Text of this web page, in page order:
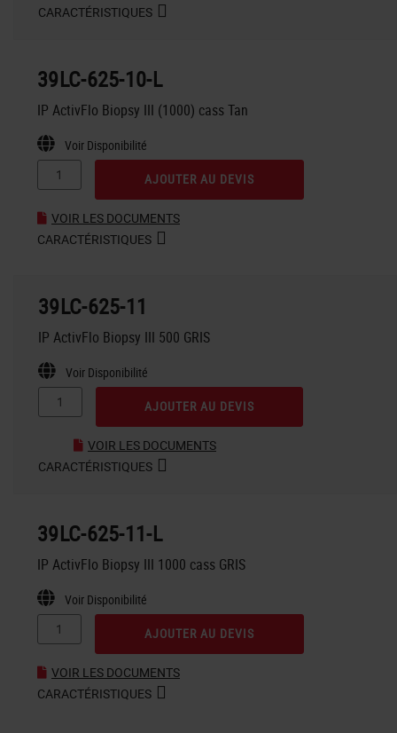
CARACTÉRISTIQUES
39LC-625-10-L
IP ActivFlo Biopsy III (1000) cass Tan
Voir Disponibilité
AJOUTER AU DEVIS
VOIR LES DOCUMENTS
CARACTÉRISTIQUES
39LC-625-11
IP ActivFlo Biopsy III 500 GRIS
Voir Disponibilité
AJOUTER AU DEVIS
VOIR LES DOCUMENTS
CARACTÉRISTIQUES
39LC-625-11-L
IP ActivFlo Biopsy III 1000 cass GRIS
Voir Disponibilité
AJOUTER AU DEVIS
VOIR LES DOCUMENTS
CARACTÉRISTIQUES